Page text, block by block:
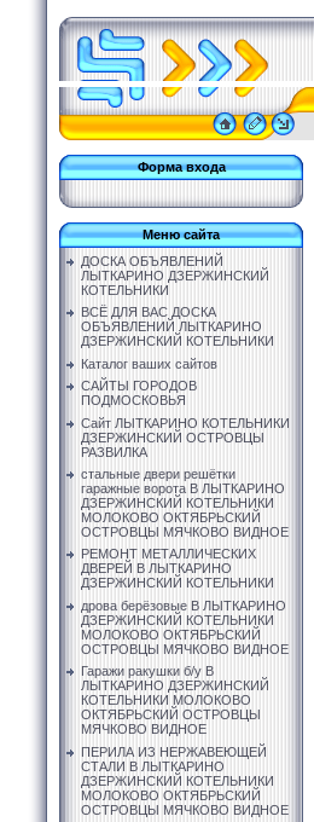
Форма входа
Меню сайта
ДОСКА ОБЪЯВЛЕНИЙ
ЛЫТКАРИНО ДЗЕРЖИНСКИЙ
КОТЕЛЬНИКИ
ВСЁ ДЛЯ ВАС ДОСКА
ОБЪЯВЛЕНИЙ ЛЫТКАРИНО
ДЗЕРЖИНСКИЙ КОТЕЛЬНИКИ
Каталог ваших сайтов
САЙТЫ ГОРОДОВ
ПОДМОСКОВЬЯ
Сайт ЛЫТКАРИНО КОТЕЛЬНИКИ
ДЗЕРЖИНСКИЙ ОСТРОВЦЫ
РАЗВИЛКА
стальные двери решётки
гаражные ворота В ЛЫТКАРИНО
ДЗЕРЖИНСКИЙ КОТЕЛЬНИКИ
МОЛОКОВО ОКТЯБРЬСКИЙ
ОСТРОВЦЫ МЯЧКОВО ВИДНОЕ
РЕМОНТ МЕТАЛЛИЧЕСКИХ
ДВЕРЕЙ В ЛЫТКАРИНО
ДЗЕРЖИНСКИЙ КОТЕЛЬНИКИ
дрова берёзовые В ЛЫТКАРИНО
ДЗЕРЖИНСКИЙ КОТЕЛЬНИКИ
МОЛОКОВО ОКТЯБРЬСКИЙ
ОСТРОВЦЫ МЯЧКОВО ВИДНОЕ
Гаражи ракушки б/у В
ЛЫТКАРИНО ДЗЕРЖИНСКИЙ
КОТЕЛЬНИКИ МОЛОКОВО
ОКТЯБРЬСКИЙ ОСТРОВЦЫ
МЯЧКОВО ВИДНОЕ
ПЕРИЛА ИЗ НЕРЖАВЕЮЩЕЙ
СТАЛИ В ЛЫТКАРИНО
ДЗЕРЖИНСКИЙ КОТЕЛЬНИКИ
МОЛОКОВО ОКТЯБРЬСКИЙ
ОСТРОВЦЫ МЯЧКОВО ВИДНОЕ